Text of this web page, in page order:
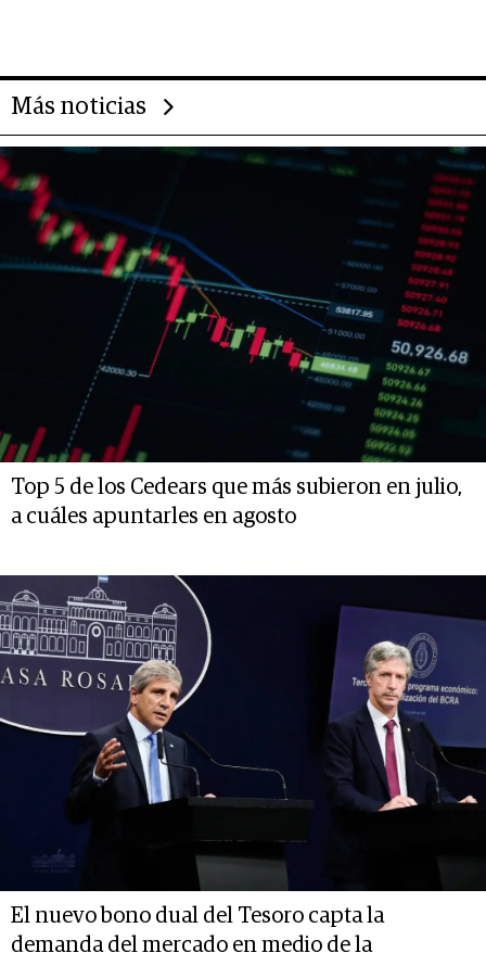
Más noticias
Top 5 de los Cedears que más subieron en julio,
a cuáles apuntarles en agosto
El nuevo bono dual del Tesoro capta la
demanda del mercado en medio de la